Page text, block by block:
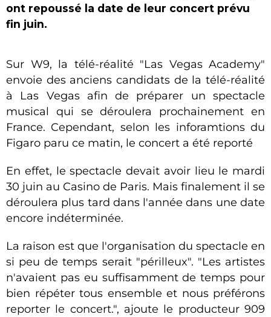
ont repoussé la date de leur concert prévu
fin juin.
Sur W9, la télé-réalité "Las Vegas Academy"
envoie des anciens candidats de la télé-réalité
à Las Vegas afin de préparer un spectacle
musical qui se déroulera prochainement en
France. Cependant, selon les inforamtions du
Figaro paru ce matin, le concert a été reporté
En effet, le spectacle devait avoir lieu le mardi
30 juin au Casino de Paris. Mais finalement il se
déroulera plus tard dans l'année dans une date
encore indéterminée.
La raison est que l'organisation du spectacle en
si peu de temps serait "périlleux". "Les artistes
n'avaient pas eu suffisamment de temps pour
bien répéter tous ensemble et nous préférons
reporter le concert.", ajoute le producteur 909